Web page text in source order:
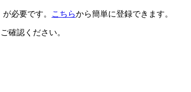
必要です。 こちらから簡単に登録できます。
確認ください。